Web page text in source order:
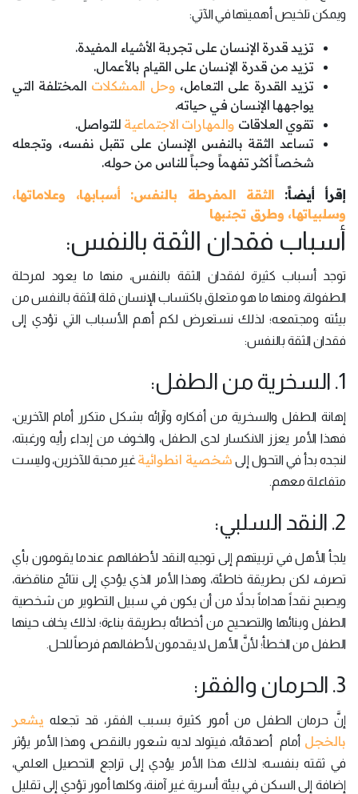
ويمكن تلخيص أهميتها في الآتي:
تزيد قدرة الإنسان على تجربة الأشياء المفيدة.
تزيد من قدرة الإنسان على القيام بالأعمال.
تزيد القدرة على التعامل، وحل المشكلات المختلفة التي
يواجهها الإنسان في حياته.
تقوي العلاقات والمهارات الاجتماعية للتواصل.
تساعد الثقة بالنفس الإنسان على تقبل نفسه، وتجعله
شخصاً أكثر تفهماً وحباً للناس من حوله.
إقرأ أيضاً: الثقة المفرطة بالنفس: أسبابها، وعلاماتها،
وسلبياتها، وطرق تجنبها
أسباب فقدان الثقة بالنفس:
توجد أسباب كثيرة لفقدان الثقة بالنفس، منها ما يعود لمرحلة
الطفولة، ومنها ما هو متعلق باكتساب الإنسان قلة الثقة بالنفس من
بيئته ومجتمعه؛ لذلك نستعرض لكم أهم الأسباب التي تؤدي إلى
فقدان الثقة بالنفس:
1. السخرية من الطفل:
إهانة الطفل والسخرية من أفكاره وآرائه بشكل متكرر أمام الآخرين،
فهذا الأمر يعزز الانكسار لدى الطفل، والخوف من إبداء رأيه ورغبته،
لنجده بدأ في التحول إلى شخصية انطوائية غير محبة للآخرين، وليست
متفاعلة معهم.
2. النقد السلبي:
يلجأ الأهل في تربيتهم إلى توجيه النقد لأطفالهم عندما يقومون بأي
تصرف، لكن بطريقة خاطئة، وهذا الأمر الذي يؤدي إلى نتائج مناقضة،
ويصبح نقداً هداماً بدلاً من أن يكون في سبيل التطوير من شخصية
الطفل وبنائها والتصحيح من أخطائه بطريقة بناءة؛ لذلك يخاف حينها
الطفل من الخطأ؛ لأنَّ الأهل لا يقدمون لأطفالهم فرصاً للحل.
3. الحرمان والفقر:
إنَّ حرمان الطفل من أمور كثيرة بسبب الفقر، قد تجعله يشعر
بالخجل أمام أصدقائه، فيتولد لديه شعور بالنقص، وهذا الأمر يؤثر
في ثقته بنفسه؛ لذلك هذا الأمر يؤدي إلى تراجع التحصيل العلمي،
إضافة إلى السكن في بيئة أسرية غير آمنة، وكلها أمور تؤدي إلى تقليل